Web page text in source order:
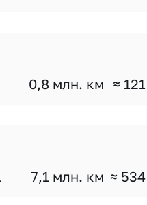
0,8 млн. км ≈
7,1 млн. км ≈